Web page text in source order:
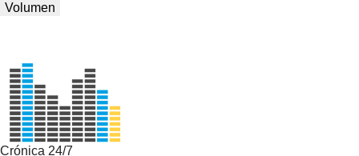
Volumen
Crónica 24/7